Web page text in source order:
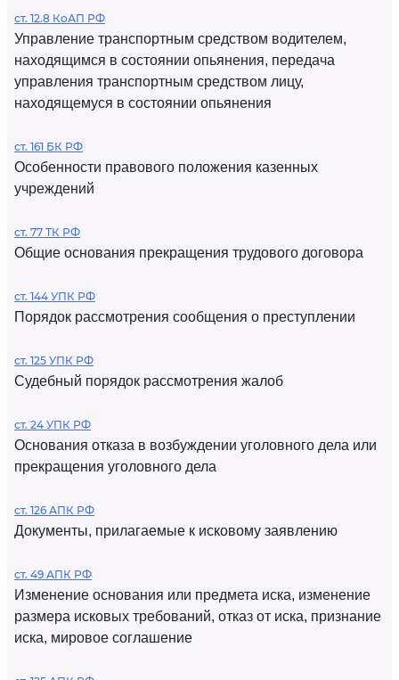
ст. 12.8 КоАП РФ
Управление транспортным средством водителем,
находящимся в состоянии опьянения, передача
управления транспортным средством лицу,
находящемуся в состоянии опьянения
ст. 161 БК РФ
Особенности правового положения казенных
учреждений
ст. 77 ТК РФ
Общие основания прекращения трудового договора
ст. 144 УПК РФ
Порядок рассмотрения сообщения о преступлении
ст. 125 УПК РФ
Судебный порядок рассмотрения жалоб
ст. 24 УПК РФ
Основания отказа в возбуждении уголовного дела или
прекращения уголовного дела
ст. 126 АПК РФ
Документы, прилагаемые к исковому заявлению
ст. 49 АПК РФ
Изменение основания или предмета иска, изменение
размера исковых требований, отказ от иска, признание
иска, мировое соглашение